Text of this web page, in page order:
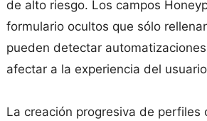
de alto riesgo. Los campos
formulario ocultos que sólo
pueden detectar
afectar a la experiencia del
La creación progresiva de perfiles